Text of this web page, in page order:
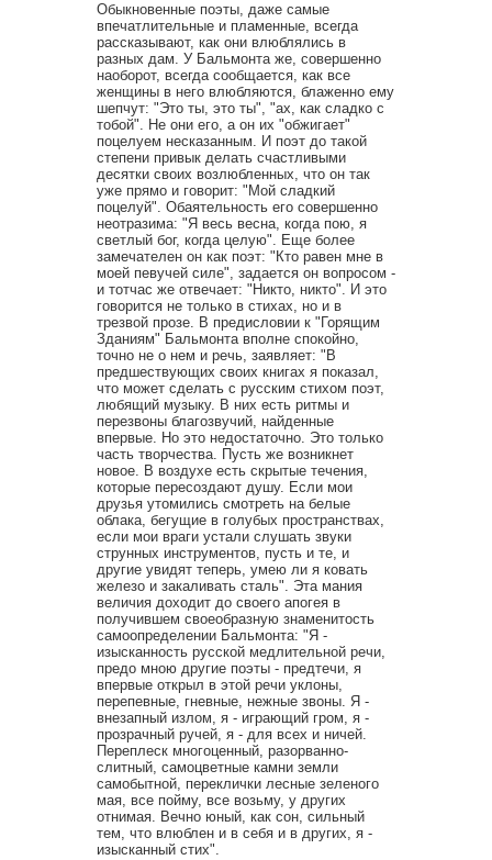
Обыкновенные поэты, даже самые
впечатлительные и пламенные, всегда
рассказывают, как они влюблялись в
разных дам. У Бальмонта же, совершенно
наоборот, всегда сообщается, как все
женщины в него влюбляются, блаженно ему
шепчут: "Это ты, это ты", "ах, как сладко с
тобой". Не они его, а он их "обжигает"
поцелуем несказанным. И поэт до такой
степени привык делать счастливыми
десятки своих возлюбленных, что он так
уже прямо и говорит: "Мой сладкий
поцелуй". Обаятельность его совершенно
неотразима: "Я весь весна, когда пою, я
светлый бог, когда целую". Еще более
замечателен он как поэт: "Кто равен мне в
моей певучей силе", задается он вопросом -
и тотчас же отвечает: "Никто, никто". И это
говорится не только в стихах, но и в
трезвой прозе. В предисловии к "Горящим
Зданиям" Бальмонта вполне спокойно,
точно не о нем и речь, заявляет: "В
предшествующих своих книгах я показал,
что может сделать с русским стихом поэт,
любящий музыку. В них есть ритмы и
перезвоны благозвучий, найденные
впервые. Но это недостаточно. Это только
часть творчества. Пусть же возникнет
новое. В воздухе есть скрытые течения,
которые пересоздают душу. Если мои
друзья утомились смотреть на белые
облака, бегущие в голубых пространствах,
если мои враги устали слушать звуки
струнных инструментов, пусть и те, и
другие увидят теперь, умею ли я ковать
железо и закаливать сталь". Эта мания
величия доходит до своего апогея в
получившем своеобразную знаменитость
самоопределении Бальмонта: "Я -
изысканность русской медлительной речи,
предо мною другие поэты - предтечи, я
впервые открыл в этой речи уклоны,
перепевные, гневные, нежные звоны. Я -
внезапный излом, я - играющий гром, я -
прозрачный ручей, я - для всех и ничей.
Переплеск многоценный, разорванно-
слитный, самоцветные камни земли
самобытной, переклички лесные зеленого
мая, все пойму, все возьму, у других
отнимая. Вечно юный, как сон, сильный
тем, что влюблен и в себя и в других, я -
изысканный стих".